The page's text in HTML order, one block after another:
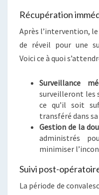
Récupération
Après l’intervention,
de réveil pour une
Voici ce à quoi
Surveillance
surveilleront les
ce qu’il soit
transféré dans
Gestion de la
administrés
minimiser
Suivi post-
La période de